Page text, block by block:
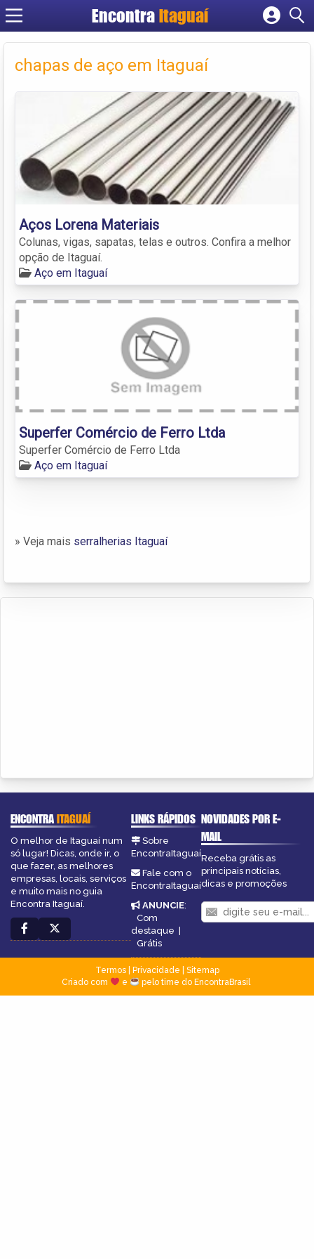
EncontraItaguaí
Cadastrar empresa
Criar conta
chapas de aço em Itaguaí
Aços Lorena Materiais
Colunas, vigas, sapatas, telas e outros. Confira a melhor
opção de Itaguaí.
Aço em Itaguaí
Superfer Comércio de Ferro Ltda
Superfer Comércio de Ferro Ltda
Aço em Itaguaí
» Veja mais serralherias Itaguaí
ENCONTRAITAGUAÍ
O melhor de Itaguaí num
só lugar! Dicas, onde ir, o
que fazer, as melhores
empresas, locais, serviços
e muito mais no guia
Encontra Itaguaí.
LINKS RÁPIDOS
Sobre
EncontraItaguaí
Fale com o
EncontraItaguaí
ANUNCIE:
Com
destaque |
Grátis
NOVIDADES POR E-
MAIL
Receba grátis as
principais notícias,
dicas e promoções
Termos| Privacidade
Sitemap
Criado com
e pelo time do EncontraBrasil